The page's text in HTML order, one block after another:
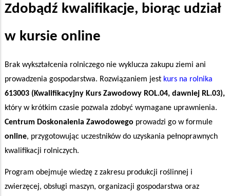
Zdobądź kwalifikacje, biorąc udział
w kursie online
Brak wykształcenia rolniczego nie wyklucza zakupu ziemi ani
prowadzenia gospodarstwa. Rozwiązaniem jest kurs na rolnika
613003 (Kwalifikacyjny Kurs Zawodowy ROL.04, dawniej RL.03),
który w krótkim czasie pozwala zdobyć wymagane uprawnienia.
Centrum Doskonalenia Zawodowego prowadzi go w formule
online, przygotowując uczestników do uzyskania pełnoprawnych
kwalifikacji rolniczych.
Program obejmuje wiedzę z zakresu produkcji roślinnej i
zwierzęcej, obsługi maszyn, organizacji gospodarstwa oraz